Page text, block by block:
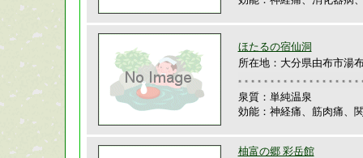
ほたるの宿仙洞
所在地：大分県由布市湯
泉質：単純温泉
効能：神経痛、筋肉痛、
柚富の郷 彩岳館